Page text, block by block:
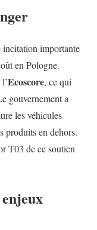
incitation importante
en Pologne.
Ecoscore, ce qui
gouvernement a
les véhicules
produits en dehors.
T03 de ce soutien